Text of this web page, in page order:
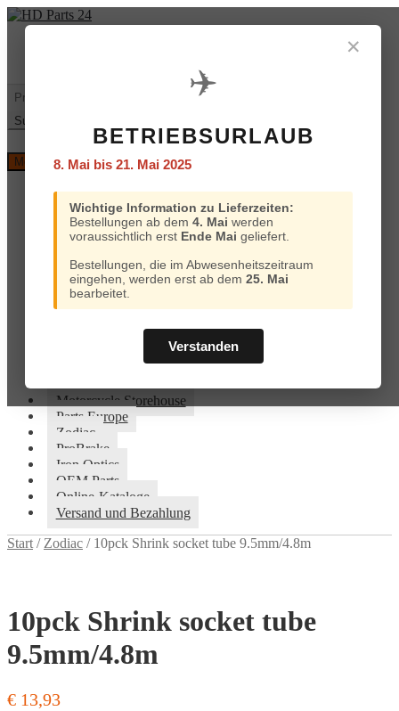
✕
✈️
BETRIEBSURLAUB
8. Mai bis 21. Mai 2025
Wichtige Information zu Lieferzeiten:
Bestellungen ab dem 4. Mai werden
voraussichtlich erst Ende Mai geliefert.
Bestellungen, die im Abwesenheitszeitraum
eingehen, werden erst ab dem 25. Mai
bearbeitet.
Verstanden
Zur
Navigation
Zum
Inhalt
Suchen
nach:
Suchen
und
Menü
Home
Custom Chrome
Motorcycle Storehouse
Parts Europe
Zodiac
ProBrake
Iron Optics
OEM Parts
Versand und Bezahlung
Motorcycle Storehouse
Parts Europe
Zodiac
ProBrake
Iron Optics
OEM Parts
Online-Kataloge
Versand und Bezahlung
Start/Zodiac / 10pck Shrink socket tube 9.5mm/4.8m
10pck Shrink socket tube
9.5mm/4.8m
€ 13,93